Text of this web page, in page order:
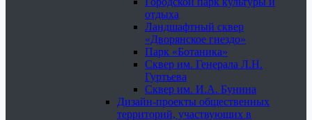
отдыха
Ландшафтный сквер
«Дворянское гнездо»
Парк «Ботаника»
Сквер им. Генерала Л.Н.
Гуртьева
Сквер им. И.А. Бунина
Дизайн-проекты общественных
территорий, участвующих в